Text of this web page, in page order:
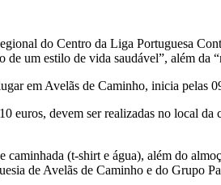
do Centro da Liga Portuguesa
de um estilo de vida saudável”, além
em Avelãs de Caminho, inicia pelas
euros, devem ser realizadas no local
caminhada (t-shirt e água), além do
de Avelãs de Caminho e do Grupo